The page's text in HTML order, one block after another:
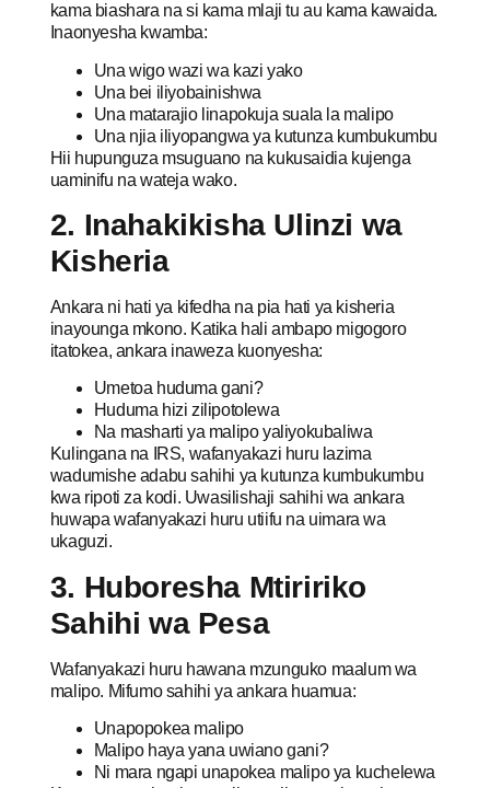
kama biashara na si kama mlaji tu au kama kawaida.
Inaonyesha kwamba:
Una wigo wazi wa kazi yako
Una bei iliyobainishwa
Una matarajio linapokuja suala la malipo
Una njia iliyopangwa ya kutunza kumbukumbu
Hii hupunguza msuguano na kukusaidia kujenga
uaminifu na wateja wako.
2. Inahakikisha Ulinzi wa
Kisheria
Ankara ni hati ya kifedha na pia hati ya kisheria
inayounga mkono. Katika hali ambapo migogoro
itatokea, ankara inaweza kuonyesha:
Umetoa huduma gani?
Huduma hizi zilipotolewa
Na masharti ya malipo yaliyokubaliwa
Kulingana na IRS, wafanyakazi huru lazima
wadumishe adabu sahihi ya kutunza kumbukumbu
kwa ripoti za kodi. Uwasilishaji sahihi wa ankara
huwapa wafanyakazi huru utiifu na uimara wa
ukaguzi.
3. Huboresha Mtiririko
Sahihi wa Pesa
Wafanyakazi huru hawana mzunguko maalum wa
malipo. Mifumo sahihi ya ankara huamua:
Unapopokea malipo
Malipo haya yana uwiano gani?
Ni mara ngapi unapokea malipo ya kuchelewa